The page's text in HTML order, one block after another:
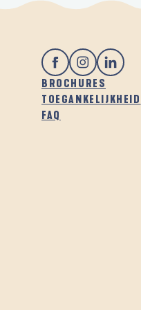
BROCHURES
TOEGANKELIJKHEID
FAQ